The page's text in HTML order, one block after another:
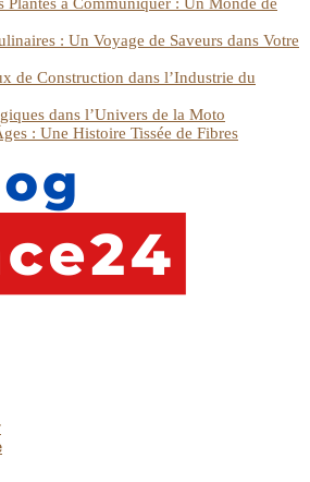
: Un Voyage de Saveurs dans Votre
de Construction dans l’Industrie du
dans l’Univers de la Moto
: Une Histoire Tissée de Fibres